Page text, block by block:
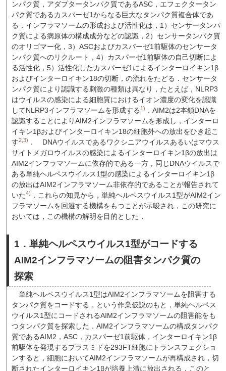
ンパク質，アダプタータンパク質であるASC，エフェクタータン
パク質であるカスパーゼ1からなる巨大なタンパク質複合体であ
る．インフラマソームの形成および活性化は，1）センサータンパ
ク質による病原体の構成成分などの認識，2）センサータンパク質
のオリゴマー化，3）ASCおよびカスパーゼ1前駆体のセンサータ
ンパク質へのリクルート，4）カスパーゼ1前駆体の自己切断によ
る活性化，5）活性化したカスパーゼ1によるインターロイキン1β
およびインターロイキン18の切断，の流れをたどる．センサータ
ンパク質により認識する刺激の種類は異なり，たとえば，NLRP3
はウイルスの感染による細胞質におけるイオン濃度の変化を認識
してNLRP3インフラマソームを形成する 1) ．AIM2は2本鎖DNAを
認識することによりAIM2インフラマソームを形成し，インターロ
イキン1βおよびインターロイキン18の細胞外への放出をひき起こ
す2,3) ．
DNAウイルスであるワクシニアウイルスあるいはマウス
サイトメガロウイルスの感染によるインターロイキン1βの放出は
AIM2インフラマソームに依存的である一方，同じDNAウイルスで
ある単純ヘルペスウイルス1型の感染によるインターロイキン1β
の放出はAIM2インフラマソーム非依存的であることが報告されて
いた4) ．これらの知見から，単純ヘルペスウイルス1型がAIM2イン
フラマソームを回避する機構をもつことが示唆され，この研究に
おいては，この機構の解明を目的とした．
1．単純ヘルペスウイルス1型がコードする
AIM2インフラマソームの阻害タンパク質の
探索
単純ヘルペスウイルス1型はAIM2インフラマソームを阻害する
タンパク質をコードする，という作業仮説のもと，単純ヘルペス
ウイルス1型にコードされるAIM2インフラマソームの阻害能をも
つタンパク質を探索した．AIM2インフラマソームの構成タンパク
質であるAIM2，ASC，カスパーゼ1前駆体，インターロイキン1β
前駆体を発現するプラスミドを293FT細胞にトランスフェクショ
ンすると，細胞においてAIM2インフラマソームが再構成され，切
断されたインターロイキン1βが培養上清に放出される．このと